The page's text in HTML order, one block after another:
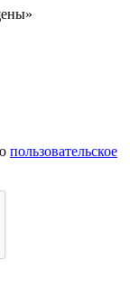
пользовательское